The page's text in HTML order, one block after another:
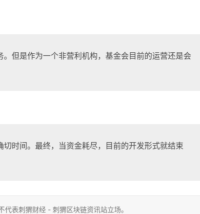
但是作为一个非营利机构，基金会目前的运营还是会
时间。最终，当资金耗尽，目前的开发形式就结束
表刺猬财经 - 刺猬区块链资讯站立场。